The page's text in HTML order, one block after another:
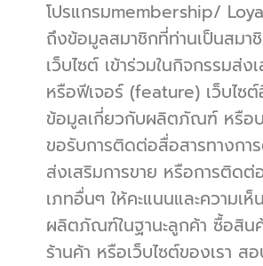
โปรแกรมmembership/
ถึงข้อมูลสมาชิกที่ท่านเป็นสมา
เว็บไซต์ เข้าร่วมในกิจกรรมส่ง
หรือฟีเจอร์ (feature) เว็บไซ
ข้อมูลเกี่ยวกับผลิตภัณฑ์ หรือ
ขอรับการติดต่อสื่อสารทางกา
ส่งเสริมการขาย หรือการติดต่
เภทอื่นๆ ให้คะแนนและความเห็
ผลิตภัณฑ์ในฐานะลูกค้า ซื้อสิน
ร้านค้า หรือเว็บไซต์ของเรา ส